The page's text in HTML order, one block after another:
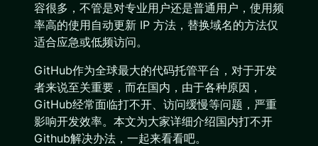
容很多，不管是对专业用户还是普通用户，使用频
率高的使用自动更新 IP 方法，替换域名的方法仅
适合应急或低频访问。
GitHub作为全球最大的代码托管平台，对于开发
者来说至关重要，而在国内，由于各种原因，
GitHub经常面临打不开、访问缓慢等问题，严重
影响开发效率。本文为大家详细介绍国内打不开
Github解决办法，一起来看看吧。